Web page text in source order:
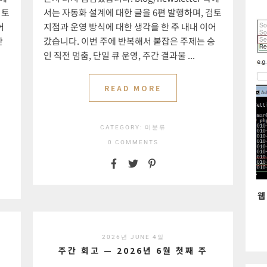
서는 자동화 설계에 대한 글을 6편 발행하며, 검토
지점과 운영 방식에 대한 생각을 한 주 내내 이어
갔습니다. 이번 주에 반복해서 붙잡은 주제는 승
인 직전 멈춤, 단일 큐 운영, 주간 결과물 ...
READ MORE
CATEGORY: 미분류
0 COMMENTS
2026년 JUNE 4일
주간 회고 — 2026년 6월 첫째 주